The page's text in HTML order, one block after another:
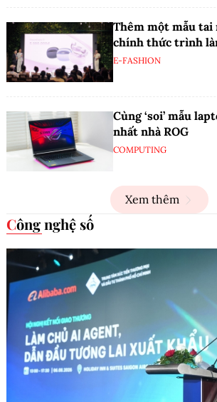
Thêm một mẫu
chính thức trình
E-FASHION
Cùng ‘soi’ mẫu
nhất nhà ROG
COMPUTING
Xem thêm
Công nghệ số